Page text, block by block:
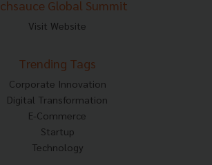
Global Summit
Visit Website
Trending Tags
Corporate Innovation
Digital Transformation
E-Commerce
Startup
Technology